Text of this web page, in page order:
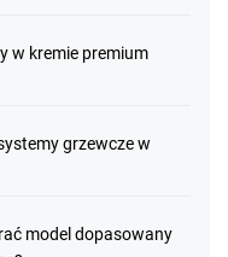
w kremie premium
grzewcze w
model dopasowany